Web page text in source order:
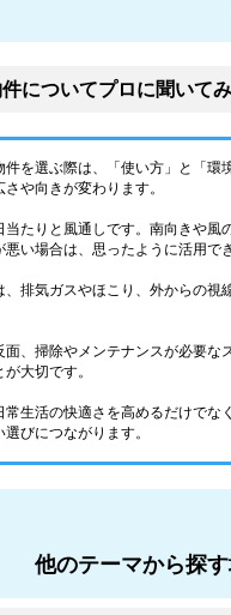
についてプロに聞いて
を選ぶ際は、「使い方」と「
や向きが変わります。
当たりと風通しです。南向きや
い場合は、思ったように活用で
、排気ガスやほこり、外からの
面、掃除やメンテナンスが必要
大切です。
生活の快適さを高めるだけで
びにつながります。
他のテーマから探